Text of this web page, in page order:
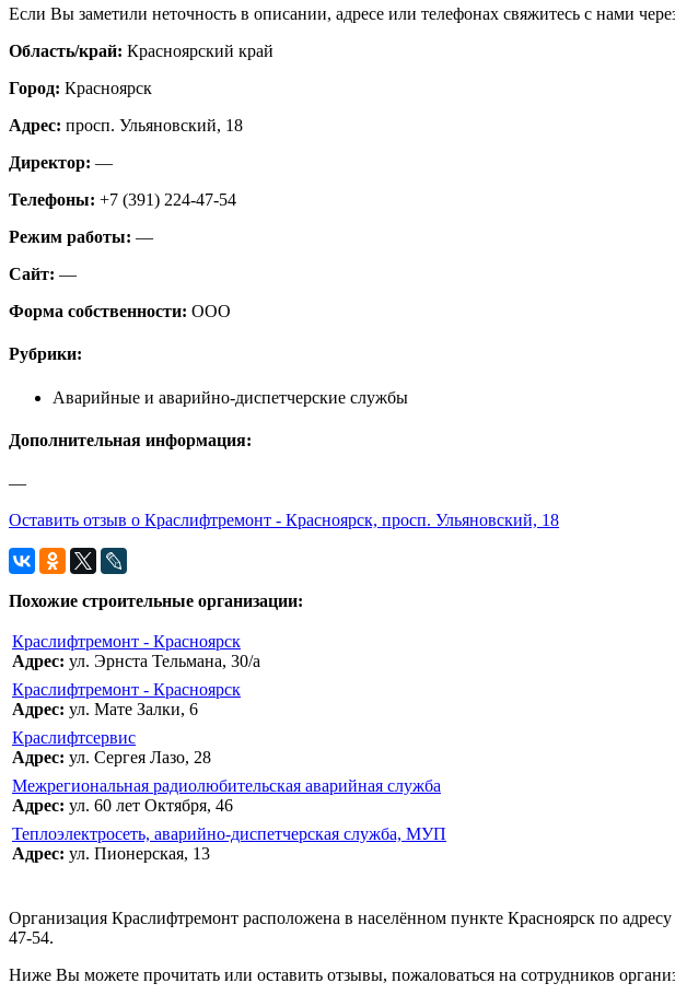
Если Вы заметили неточность в описании, адресе или телефонах свяжитесь с нами
Область/край: Красноярский край
Город: Красноярск
Адрес: просп. Ульяновский, 18
Директор: —
Телефоны: +7 (391) 224-47-54
Режим работы: —
Сайт: —
Форма собственности: ООО
Рубрики:
Аварийные и аварийно-диспетчерские службы
Дополнительная информация:
—
Оставить отзыв о Краслифтремонт - Красноярск, просп. Ульяновский, 18
Похожие строительные организации:
Краслифтремонт - Красноярск
Адрес: ул. Эрнста Тельмана, 30/а
Краслифтремонт - Красноярск
Адрес: ул. Мате Залки, 6
Краслифтсервис
Адрес: ул. Сергея Лазо, 28
Межрегиональная радиолюбительская аварийная служба
Адрес: ул. 60 лет Октября, 46
Теплоэлектросеть, аварийно-диспетчерская служба, МУП
Адрес: ул. Пионерская, 13
Организация Краслифтремонт расположена в населённом пункте Красноярск по
47-54.
Ниже Вы можете прочитать или оставить отзывы, пожаловаться на сотрудников